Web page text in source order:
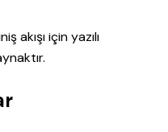
akışı için yazılı